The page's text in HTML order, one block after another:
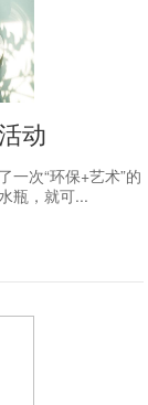
动
一次“环保+艺术”的
瓶，就可...